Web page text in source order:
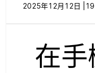
2025年12月12日 |
在